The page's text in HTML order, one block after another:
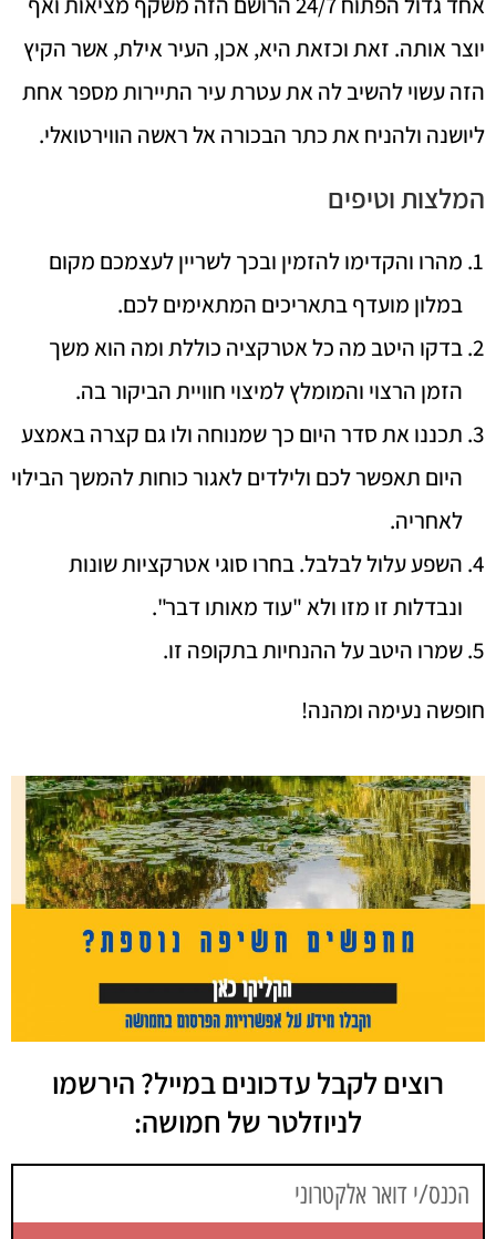
יוצר אותה. זאת וכזאת היא, אכן, העיר אילת, אשר הקיץ
הזה עשוי להשיב לה את עטרת עיר התיירות מספר אחת
ליושנה ולהניח את כתר הבכורה אל ראשה הווירטואלי.
המלצות וטיפים
מהרו והקדימו להזמין ובכך לשריין לעצמכם מקום
במלון מועדף בתאריכים המתאימים לכם.
בדקו היטב מה כל אטרקציה כוללת ומה הוא משך
הזמן הרצוי והמומלץ למיצוי חוויית הביקור בה.
תכננו את סדר היום כך שמנוחה ולו גם קצרה באמצע
היום תאפשר לכם ולילדים לאגור כוחות להמשך הבילוי
לאחריה.
השפע עלול לבלבל. בחרו סוגי אטרקציות שונות
ונבדלות זו מזו ולא "עוד מאותו דבר".
שמרו היטב על ההנחיות בתקופה זו.
חופשה נעימה ומהנה!
רוצים לקבל עדכונים במייל? הירשמו
לניוזלטר של חמושה: